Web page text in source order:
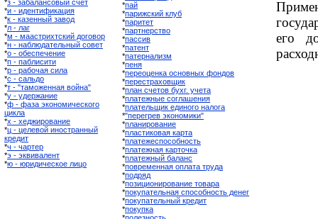
*з - забалансовый счет
*и - идентификация
*к - казенный завод
*л - лаг
*м - маастрихтский договор
*н - наблюдательный совет
*о - обеспечение
*п - паблисити
*р - рабочая сила
*с - сальдо
*т - "таможенная война"
*у - удержание
*ф - фаза экономического
цикла
*х - хеджирование
*ц - целевой иностранный
кредит
*ч - чартер
*э - эквивалент
*ю - юридическое лицо
*пай
*парижский клуб
*паритет
*партнерство
*пассив
*патент
*патернализм
*пеня
*переоценка основных фондов
*перестраховщик
*план счетов бухг. учета
*платежные соглашения
*плательщик единого налога
*"перегрев экономики"
*планирование
*пластиковая карта
*платежеспособность
*платежная карточка
*платежный баланс
*повременная оплата труда
*подряд
*позиционирование товара
*покупательная способность денег
*покупательный кредит
*покупка
его